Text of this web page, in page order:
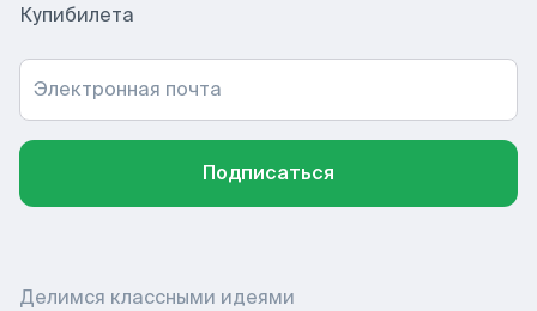
Купибилета
Электронная почта
Подписаться
Делимся классными идеями